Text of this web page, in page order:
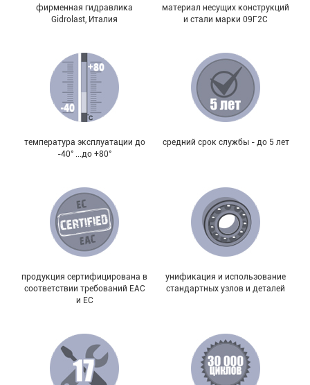
фирменная гидравлика
Gidrolast, Италия
материал несущих конструкций
и стали марки 09Г2С
температура эксплуатации до
-40° ...до +80°
средний срок службы - до 5 лет
продукция сертифицирована в
соответствии требований EAC
и EC
унификация и использование
стандартных узлов и деталей